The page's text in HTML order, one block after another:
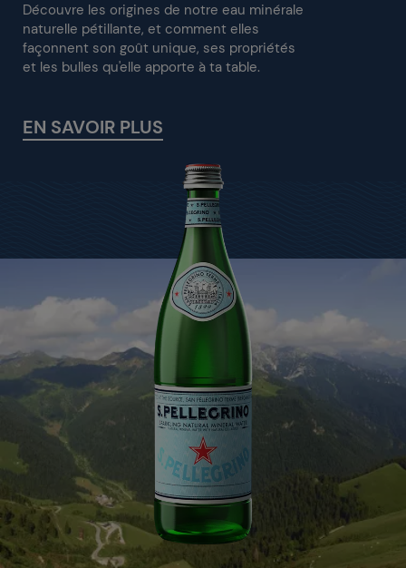
Découvre les origines de notre eau minérale
naturelle pétillante, et comment elles
façonnent son goût unique, ses propriétés
et les bulles qu'elle apporte à ta table.
EN SAVOIR PLUS